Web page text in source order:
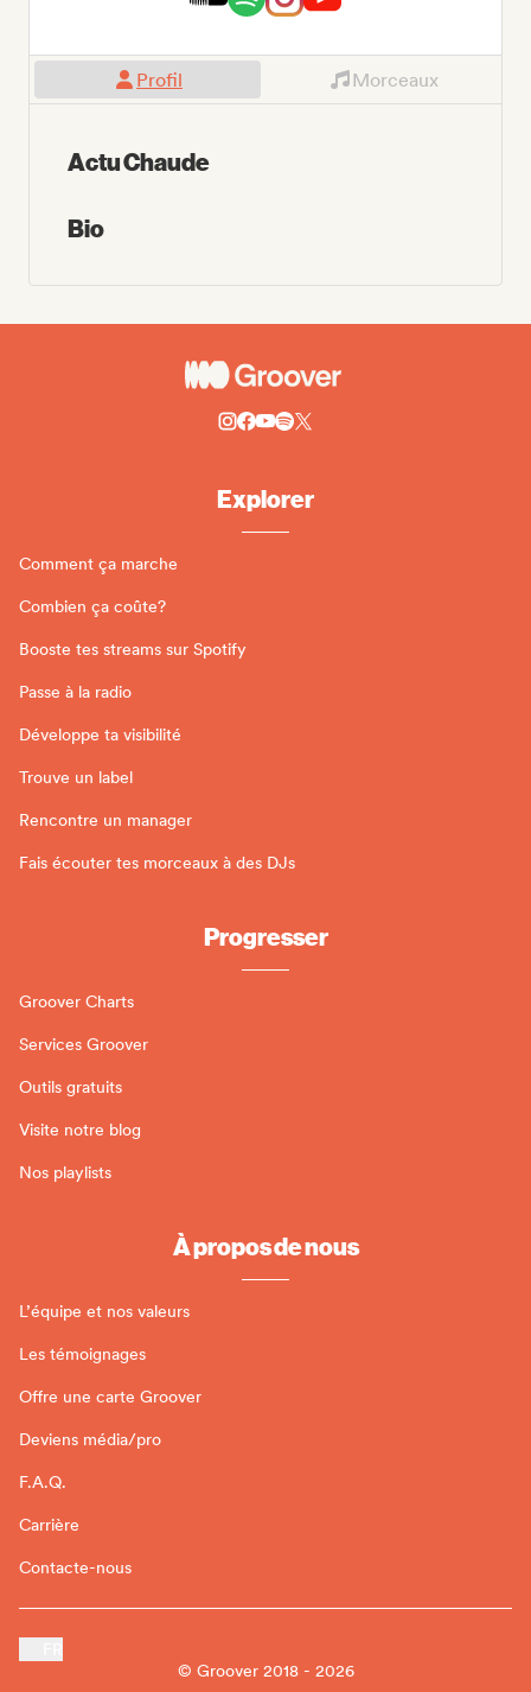
Profil Morceaux
Actu Chaude
Bio
Explorer
Comment ça marche
Combien ça coûte?
Booste tes streams sur Spotify
Passe à la radio
Développe ta visibilité
Trouve un label
Rencontre un manager
Fais écouter tes morceaux à des DJs
Progresser
Groover Charts
Services Groover
Outils gratuits
Visite notre blog
Nos playlists
À propos de nous
L’équipe et nos valeurs
Les témoignages
Offre une carte Groover
Deviens média/pro
F.A.Q.
Carrière
Contacte-nous
© Groover 2018 - 2026